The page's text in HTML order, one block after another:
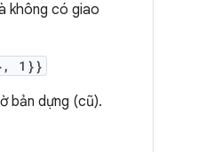
không có giao
1}}
bản dựng (cũ).